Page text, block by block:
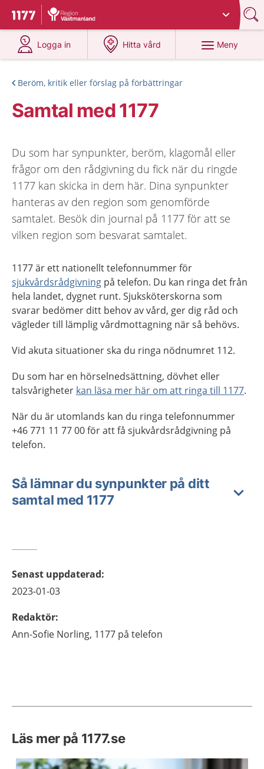
Till startsidan för 1177
Du har valt region
Logga in
på 1177.se
Hitta vård
på 1177.se
Meny
Beröm, kritik eller förslag på förbättringar
Samtal med 1177
Du som har synpunkter, beröm, klagomål eller
frågor om den rådgivning du fick när du ringde
1177 kan skicka in dem här. Dina synpunkter
hanteras av den region som genomförde
samtalet. Besök din journal på 1177 för att se
vilken region som besvarat samtalet.
1177 är ett nationellt telefonnummer för
sjukvårdsrådgivning på telefon. Du kan ringa det från
hela landet, dygnet runt. Sjuksköterskorna som
svarar bedömer ditt behov av vård, ger dig råd och
vägleder till lämplig vårdmottagning när så behövs.
Vid akuta situationer ska du ringa nödnumret 112.
Du som har en hörselnedsättning, dövhet eller
talsvårigheter kan läsa mer här om att ringa till 1177.
När du är utomlands kan du ringa telefonnummer
+46 771 11 77 00 för att få sjukvårdsrådgivning på
telefon.
Så lämnar du synpunkter på ditt
samtal med 1177
Senast uppdaterad:
2023-01-03
Redaktör:
Ann-Sofie Norling, 1177 på telefon
Läs mer på 1177.se